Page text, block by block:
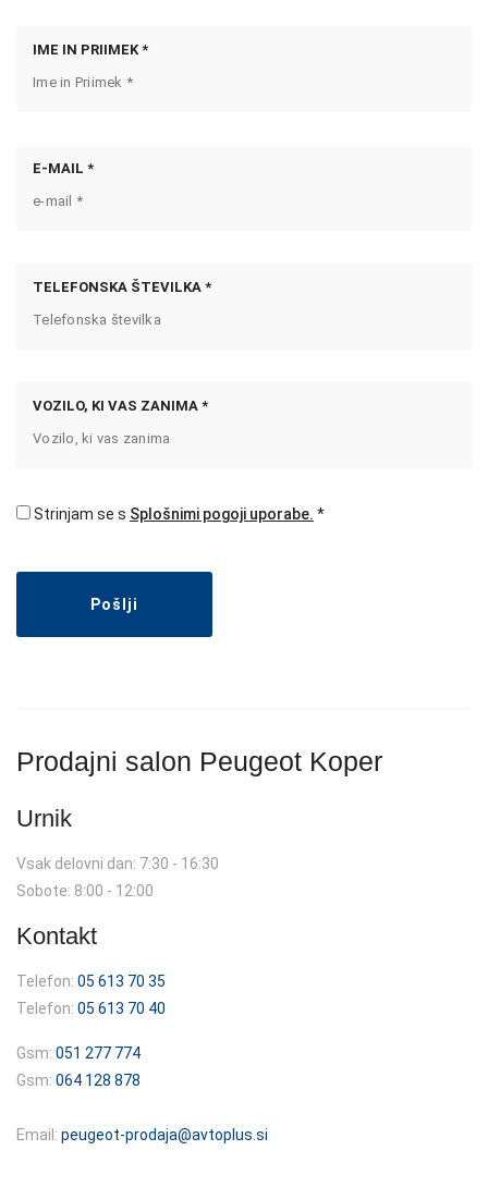
Prodajni salon Peugeot Koper
Urnik
Vsak delovni dan: 7:30 - 16:30
Sobote: 8:00 - 12:00
Kontakt
Telefon: 05 613 70 35
Telefon: 05 613 70 40
Gsm: 051 277 774
Gsm: 064 128 878
Email: peugeot-prodaja@avtoplus.si
IME IN PRIIMEK *
E-MAIL *
TELEFONSKA ŠTEVILKA *
VOZILO, KI VAS ZANIMA *
Strinjam se s Splošnimi pogoji uporabe.
Pošlji